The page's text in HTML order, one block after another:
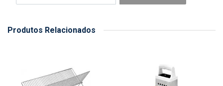
Produtos Relacionados